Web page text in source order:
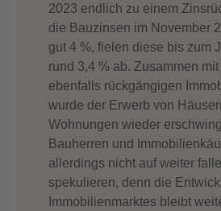
2023 endlich zu einem
die Bauzinsen im November
gut 4 %, fielen diese bis zum
rund 3,4 % ab. Zusammen
ebenfalls rückgängigen
wurde der Erwerb von
Wohnungen wieder
Bauherren und
allerdings nicht auf weiter
spekulieren, denn die
Immobilienmarktes bleibt